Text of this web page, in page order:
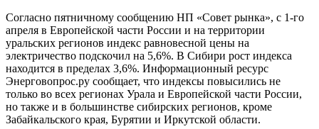
Согласно пятничному сообщению НП «Совет рынка», с 1-го
апреля в Европейской части России и на территории
уральских регионов индекс равновесной цены на
электричество подскочил на 5,6%. В Сибири рост индекса
находится в пределах 3,6%. Информационный ресурс
Энерговопрос.ру сообщает, что индексы повысились не
только во всех регионах Урала и Европейской части России,
но также и в большинстве сибирских регионов, кроме
Забайкальского края, Бурятии и Иркутской области.